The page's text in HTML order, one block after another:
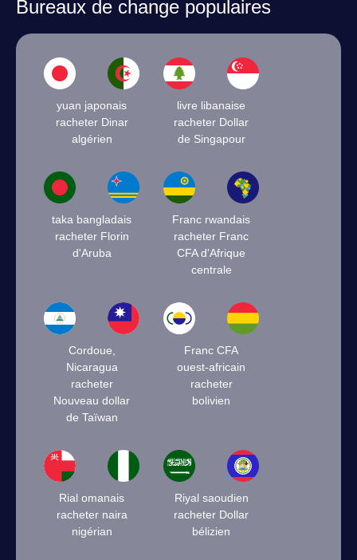
Bureaux de change populaires
yuan japonais
racheter Dinar
algérien
livre libanaise
racheter Dollar
de Singapour
taka bangladais
racheter Florin
d'Aruba
Franc rwandais
racheter Franc
CFA d'Afrique
centrale
Cordoue,
Nicaragua
racheter
Nouveau dollar
de Taïwan
Franc CFA
ouest-africain
racheter
bolivien
Rial omanais
racheter naira
nigérian
Riyal saoudien
racheter Dollar
bélizien